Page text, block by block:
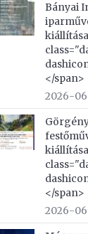
Bányai
</span>
2026-
</span>
2026-